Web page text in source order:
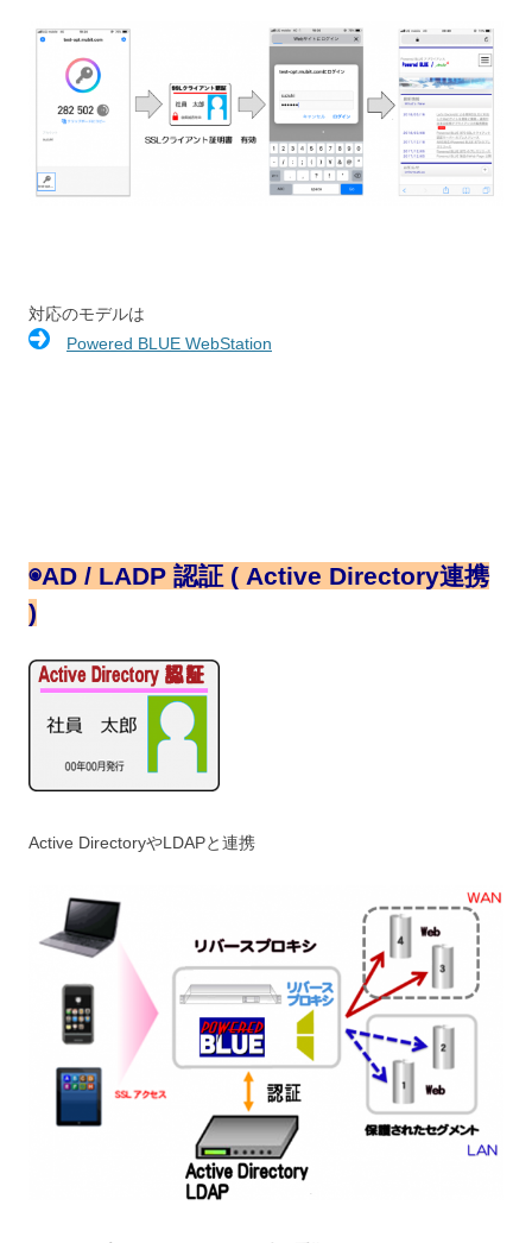
対応のモデルは
Powered BLUE WebStation
◉AD / LADP 認証 ( Active Directory連携
)
Active DirectoryやLDAPと連携